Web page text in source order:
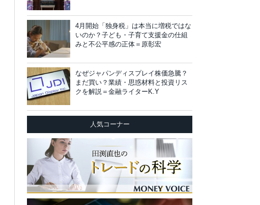
4月開始「独身税」は本当に増税ではな
いのか？子ども・子育て支援金の仕組
みと不公平感の正体＝原彰宏
なぜジャパンディスプレイ株価急騰？
まだ買い？業績・思惑材料と投資リス
クを解説＝金融ライターK.Y
人気コーナー